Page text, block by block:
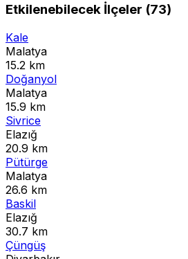
Etkilenebilecek İlçeler (73)
Kale
Malatya
15.2 km
Doğanyol
Malatya
15.9 km
Sivrice
Elazığ
20.9 km
Pütürge
Malatya
26.6 km
Baskil
Elazığ
30.7 km
Çüngüş